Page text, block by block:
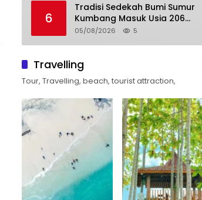
6
Tradisi Sedekah Bumi Sumur
Kumbang Masuk Usia 206
Tahun
05/08/2026 5
Travelling
Tour, Travelling, beach, tourist attraction,